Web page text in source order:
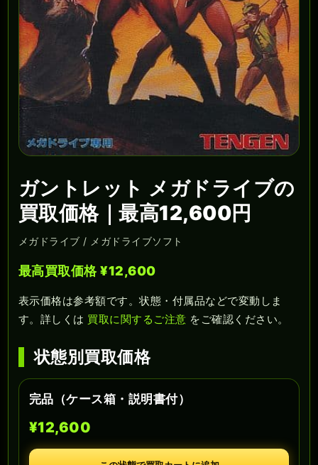
ガントレット メガドライブの
買取価格｜最高12,600円
メガドライブ / メガドライブソフト
最高買取価格 ¥12,600
表示価格は参考額です。状態・付属品などで変動しま
す。詳しくは 買取に関するご注意 をご確認ください。
状態別買取価格
完品（ケース箱・説明書付）
¥12,600